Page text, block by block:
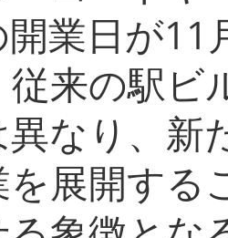
業日が11
来の駅ビ
なり、新
を展開する